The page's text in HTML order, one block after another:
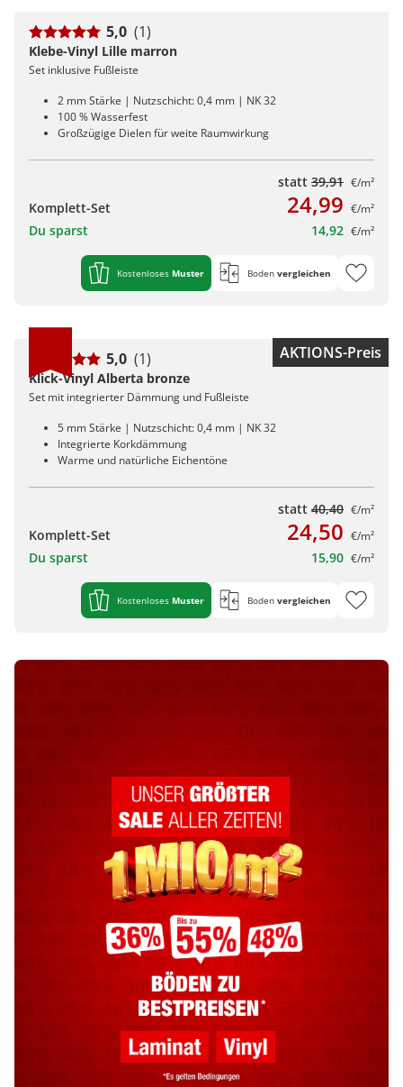
5,0 (1)
Klebe-Vinyl Lille marron
Set inklusive Fußleiste
2 mm Stärke | Nutzschicht: 0,4 mm | NK 32
100 % Wasserfest
Großzügige Dielen für weite Raumwirkung
statt 39,91 €/m²
Komplett-Set 24,99 €/m²
Du sparst 14,92 €/m²
Kostenloses Muster Boden vergleichen
AKTIONS-Preis
5,0 (1)
Klick-Vinyl Alberta bronze
Set mit integrierter Dämmung und Fußleiste
5 mm Stärke | Nutzschicht: 0,4 mm | NK 32
Integrierte Korkdämmung
Warme und natürliche Eichentöne
statt 40,40 €/m²
Komplett-Set 24,50 €/m²
Du sparst 15,90 €/m²
Kostenloses Muster Boden vergleichen